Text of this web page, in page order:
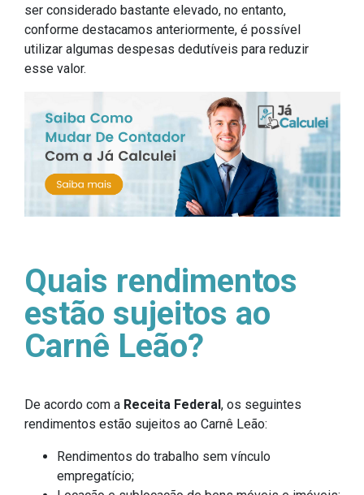
ser considerado bastante elevado, no entanto,
conforme destacamos anteriormente, é possível
utilizar algumas despesas dedutíveis para reduzir
esse valor.
Quais rendimentos
estão sujeitos ao
Carnê Leão?
De acordo com a Receita Federal, os seguintes
rendimentos estão sujeitos ao Carnê Leão:
Rendimentos do trabalho sem vínculo
empregatício;